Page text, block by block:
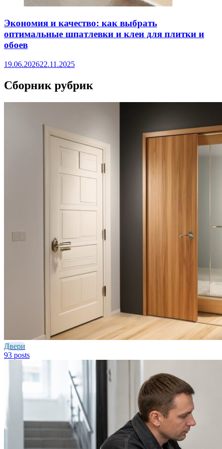
Экономия и качество: как выбрать
оптимальные шпатлевки и клеи для плитки и
обоев
19.06.202622.11.2025
Сборник рубрик
Двери
93 posts